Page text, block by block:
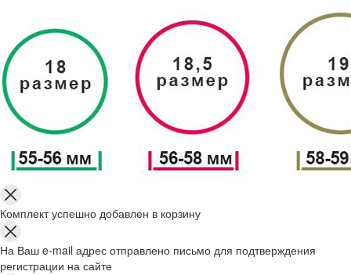
Комплект успешно добавлен в корзину
На Ваш e-mail адрес отправлено письмо для подтверждения
регистрации на сайте